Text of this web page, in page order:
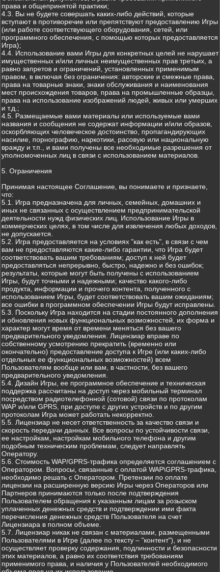
права и общепринятой практики;
4.3. Вы не будете совершать каких-либо действий, которые
вступают в противоречие или препятствуют предоставлению Игры
(или работе соответствующего оборудования, сетей, или
программного обеспечения, с помощью которых предоставляется
Игра);
4.4. Использование вами Игры для конкретных целей не нарушает
имущественных и/или личных неимущественных прав третьих, а
равно запретов и ограничений, установленных применимым
правом, в включая без ограничения: авторские и смежные права,
права на товарные знаки, знаки обслуживания и наименования
мест происхождения товаров, права на промышленные образцы,
права на использование изображений людей, живых или умерших
и т.д.;
4.5. Размещаемые вами материалы или используемые вами
названия и сообщения не содержат информации и/или образов,
оскорбляющих человеческое достоинство, пропагандирующих
насилие, порнографию, наркотики, расовую или национальную
вражду и т.п., и вами получены все необходимые разрешения от
уполномоченных лиц в связи с использованием материалов.
5. Ограничения
Принимая настоящее Соглашение, вы понимаете и признаете,
что:
5.1. Игра предназначена для личных, семейных, домашних и
иных не связанных с осуществлением предпринимательской
деятельности нужд физических лиц. Использование Игры в
коммерческих целях, в том числе для извлечения любых доходов,
не допускается.
5.2. Игра предоставляется на условиях "как есть", в связи с чем
вам не предоставляются какие-либо гарантии, что Игра будет
соответствовать вашим требованиям; доступ к ней будет
предоставляться непрерывно, быстро, надежно и без ошибок;
результаты, которые могут быть получены с использованием
Игры, будут точными и надежными; качество какого-либо
продукта, информации и прочего контента, полученного с
использованием Игры, будет соответствовать вашим ожиданиям;
все ошибки в программном обеспечении Игры будут исправлены.
5.3. Поскольку Игра находится на стадии постоянного дополнения
и обновления новых функциональных возможностей, их форма и
характер могут время от времени меняться без вашего
предварительного уведомления. Лицензиар вправе по
собственному усмотрению прекратить (временно или
окончательно) предоставление доступа к Игре (или каких-либо
отдельных ее функциональных возможностей) всем
Пользователям вообще или вам, в частности, без вашего
предварительного уведомления.
5.4. Дизайн Игры, ее программное обеспечение и техническая
поддержка рассчитаны на доступ через мобильный терминал
посредством радиотелефонной (сотовой) связи по протоколам
WAP и/или GPRS, при доступе с других устройств и по другим
протоколам Игра может работать некорректно.
5.5. Лицензиар не несет ответственность за качество связи и
скорость передачи данных. Все вопросы по устойчивости связи,
ее настройкам, настройкам мобильного телефона и другим
подобным техническим проблемам, следует направлять
Оператору.
5.6. Стоимость WAP/GPRS-трафика определяется соглашением с
Оператором. Вопросы, связанные с оплатой WAP\GPRS-трафика,
необходимо решать с Оператором. Претензии по оплате
лицензии на расширенную версию Игры через Операторов или
Партнеров принимаются только после подтверждения
Пользователем обращения к указанным лицам за розыском
уплаченных денежных средств и подтверждении ими факта
перечисления денежных средств Пользователя на счет
Лицензиара в полном объеме.
5.7. Лицензиар никак не связан с материалами, размещенными
Пользователями в Игре (далее по тексту – "контент"), и не
осуществляет проверку содержания, подлинности и безопасности
этих материалов, а равно их соответствия требованиям
применимого права, и наличия у Пользователей необходимого